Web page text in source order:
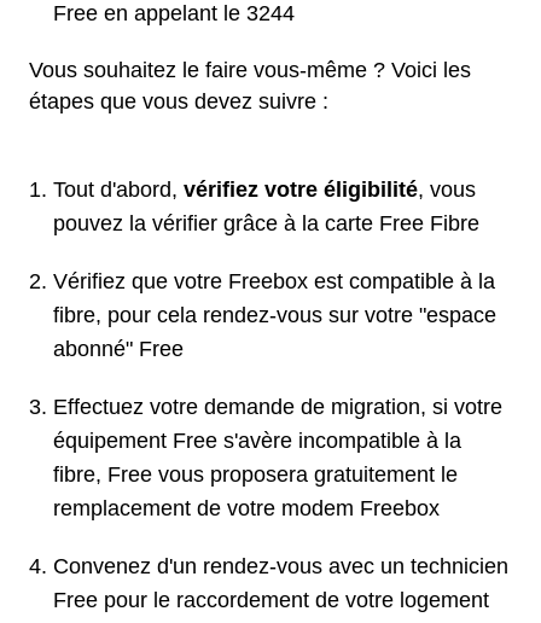
Free en appelant le 3244
Vous souhaitez le faire vous-même ? Voici les
étapes que vous devez suivre :
Tout d'abord, vérifiez votre éligibilité, vous
pouvez la vérifier grâce à la carte Free Fibre
Vérifiez que votre Freebox est compatible à la
fibre, pour cela rendez-vous sur votre "espace
abonné" Free
Effectuez votre demande de migration, si votre
équipement Free s'avère incompatible à la
fibre, Free vous proposera gratuitement le
remplacement de votre modem Freebox
Convenez d'un rendez-vous avec un technicien
Free pour le raccordement de votre logement